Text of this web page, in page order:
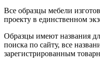
Все образцы мебели
проекту в единственном
Образцы имеют названия
поиска по сайту, все
зарегистрированным